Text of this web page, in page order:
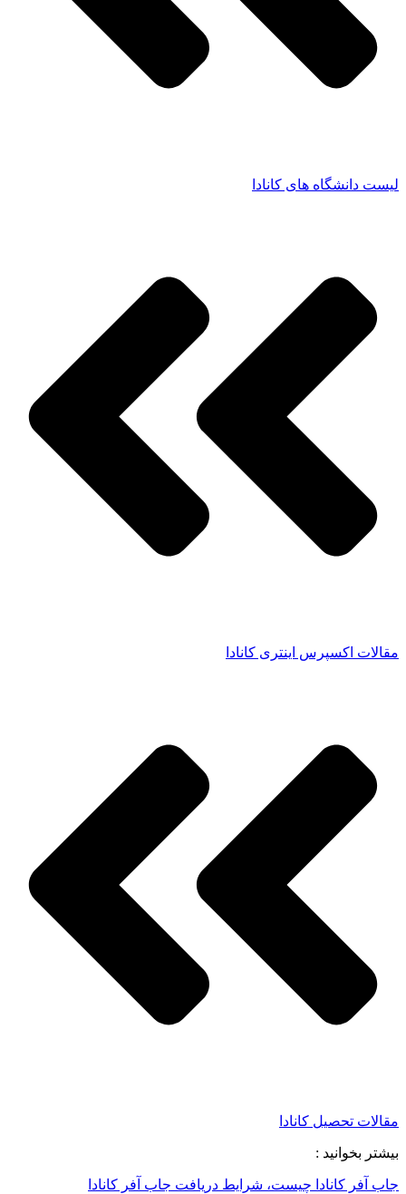
لیست دانشگاه های کانادا
مقالات اکسپرس اینتری کانادا
مقالات تحصیل کانادا
بیشتر بخوانید :
جاب آفر کانادا چیست، شرایط دریافت جاب آفر کانادا